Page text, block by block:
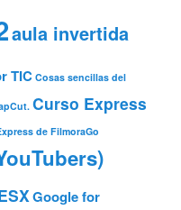
aula invertida
TIC Cosas sencillas del
Curso Express
de FilmoraGo
Google for